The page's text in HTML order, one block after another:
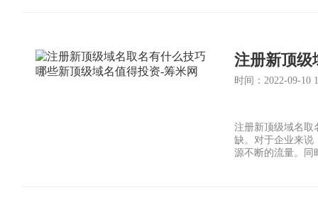
时间：2022-09-10
注册新顶级域名取
缺。对于企业来说
源不断的流量。同